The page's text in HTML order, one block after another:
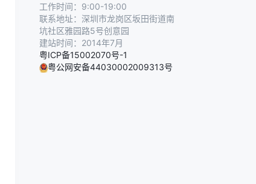
工作时间：9:00-19:00
联系地址：深圳市龙岗区坂田街道南
坑社区雅园路5号创意园
建站时间：2014年7月
粤ICP备15002070号-1
粤公网安备44030002009313号